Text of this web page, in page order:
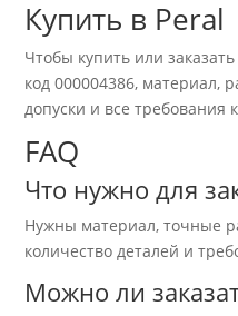
Купить в Peral
Чтобы купить или
код 000004386, материал,
допуски и все требования
FAQ
Что нужно для
Нужны материал, точные
количество деталей и
Можно ли